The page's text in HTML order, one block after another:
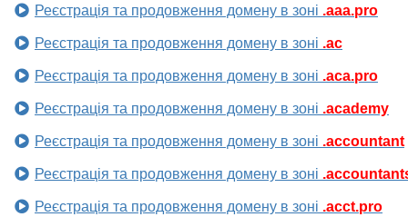
Реєстрація та продовження домену в зоні .aaa.pro
Реєстрація та продовження домену в зоні .ac
Реєстрація та продовження домену в зоні .aca.pro
Реєстрація та продовження домену в зоні .academy
Реєстрація та продовження домену в зоні .accountant
Реєстрація та продовження домену в зоні
Реєстрація та продовження домену в зоні .acct.pro